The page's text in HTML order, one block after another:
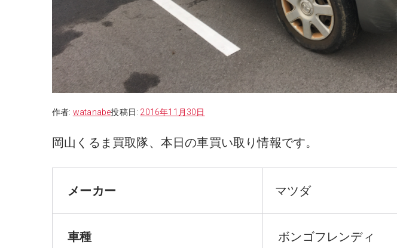
作者: watanabe投稿日: 2016年11月30日
岡山くるま買取隊、本日の車買い取り情報です。
メーカー マツダ
車種 ボンゴフレンディ